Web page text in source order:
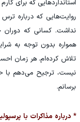
استانداردهایی که برای
روایت‌هایی که درباره
نداشت. کسانی که دوران
همواره بدون توجه به
تلاش کرده‌ام. هر زمان
نیست، ترجیح می‌دهم با
برسانم.
* درباره مذاکرات با